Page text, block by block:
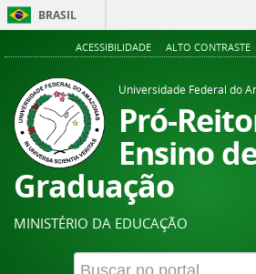
BRASIL
ACESSIBILIDADE ALTO CONTRASTE
Universidade Federal do
Pró-
Ensino
Graduação
MINISTÉRIO DA EDUCAÇÃO